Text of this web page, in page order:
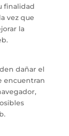
finalidad
vez que
la
dañar el
encuentran